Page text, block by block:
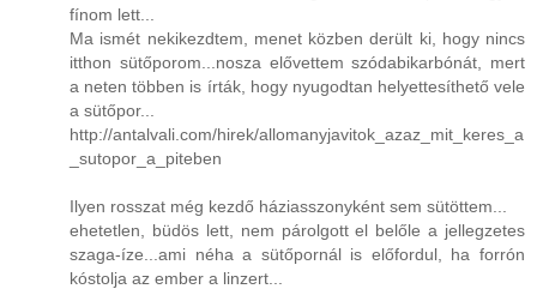
fínom lett...
Ma ismét nekikezdtem, menet közben derült ki, hogy nincs
itthon sütőporom...nosza elővettem szódabikarbónát, mert
a neten többen is írták, hogy nyugodtan helyettesíthető vele
a sütőpor...
http://antalvali.com/hirek/allomanyjavitok_azaz_mit_keres_a
_sutopor_a_piteben
Ilyen rosszat még kezdő háziasszonyként sem sütöttem...
ehetetlen, büdös lett, nem párolgott el belőle a jellegzetes
szaga-íze...ami néha a sütőpornál is előfordul, ha forrón
kóstolja az ember a linzert...